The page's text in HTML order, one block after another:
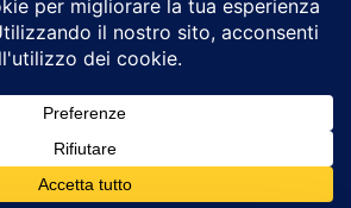
scadenza della
sessione)
& M Creativity Srl P.iva: 04238990230